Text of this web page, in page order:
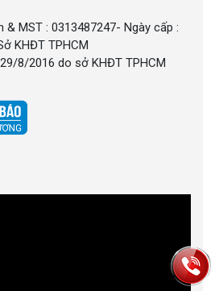
& MST : 0313487247- Ngày cấp :
KHĐT TPHCM
8/2016 do sở KHĐT TPHCM